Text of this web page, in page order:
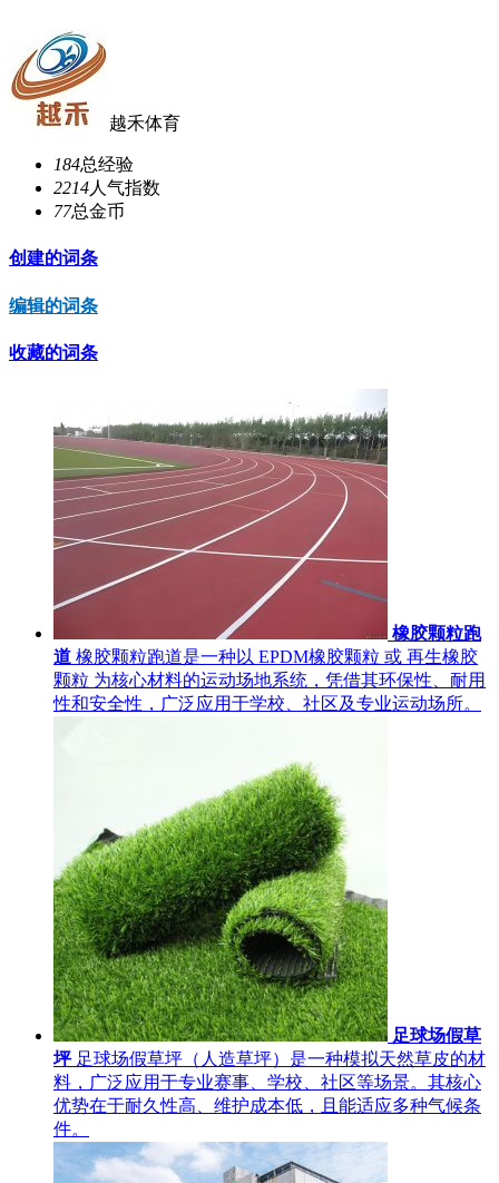
越禾体育
184总经验
2214人气指数
77总金币
创建的词条
编辑的词条
收藏的词条
橡胶颗粒跑
道 橡胶颗粒跑道是一种以 EPDM橡胶颗粒 或 再生橡胶
颗粒 为核心材料的运动场地系统，凭借其环保性、耐用
性和安全性，广泛应用于学校、社区及专业运动场所。
足球场假草
坪 足球场假草坪（人造草坪）是一种模拟天然草皮的材
料，广泛应用于专业赛事、学校、社区等场景。其核心
优势在于耐久性高、维护成本低，且能适应多种气候条
件。